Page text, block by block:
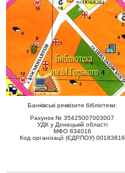
Банківські реквізити бібліотеки:
Рахунок № 35425007003007
УДК у Донецькій області
МФО 834016
Код організації (ЄДРПОУ) 00183816